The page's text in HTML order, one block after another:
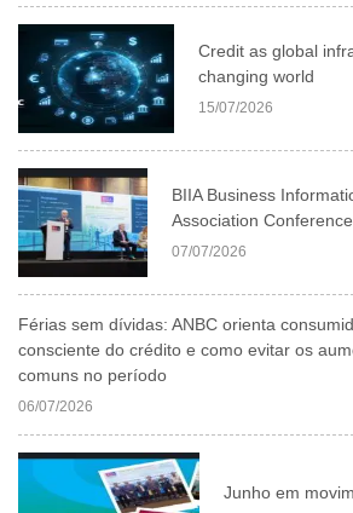
Credit as global
changing world
15/07/2026
BIIA Business
Association
07/07/2026
Férias sem dívidas: ANBC orienta
consciente do crédito e como evitar os
comuns no período
06/07/2026
Junho em